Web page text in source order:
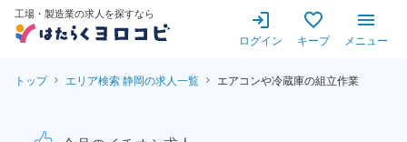
工場・製造業の求人を探すなら
ログイン キープ メニュー
トップ エリア検索 静岡の求人一覧 エアコンや冷蔵庫の組立作業
エアコンや冷蔵庫の組立作